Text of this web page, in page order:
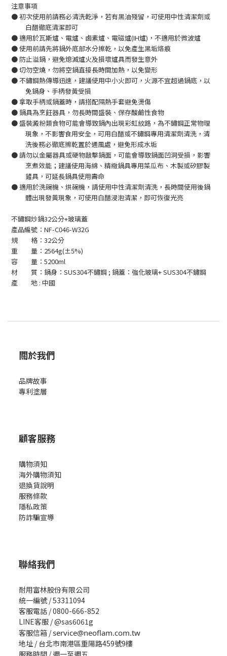
注意事項
●初次使用前請務必清洗乾淨，若有黑油殘留，可使用中性清潔劑或
白醋徹底清潔即可
●適用於瓦斯爐、電爐、鹵素爐、電磁爐(IH爐) ，不適用於微波爐
●使用前請先將鍋外底部水分擦乾，以免產生黑垢烙痕
● 防止溢鍋，避免熄滅爐火及損壞爐具而發生意外
●切勿空燒，勿將空鍋直接長時間加熱，以免變形
●不鏽鋼熱傳導迅速，建議使用中小火即可，火源不宜超過鍋底，以
免鍋身、手柄發黃受損
●拿取手柄或鍋蓋時，請搭配隔熱手套避免燙傷
●鍋具為烹飪器具，勿長時間盛裝、保存酸鹼性食物
●盛裝澱粉類食物可能會導致鍋內出現彩虹紋路，為不鏽鋼正常物理
現象，不影響食用安全，可用白醋或不鏽鋼專用清潔劑清洗，清
洗後務必徹底擦乾置於通風處，避免形成水垢
●請勿以金屬器具或硬物敲擊鍋面，可能會導致鍋面凹洞受損，影響
烹煮效能；建議使用海綿、精緻鍋具專用菜瓜布、木製或矽膠製
鏟具，可延長鍋具使用壽命
●適用於洗碗機、烘碗機，請使用中性清潔劑清洗，長時間使用後鍋
體出現發黃現象，可使用白醋浸泡清潔，即可恢復光亮
不鏽鋼炒鍋32公分+玻璃蓋
產品編號：NF-C046-W32G
規 格：32公分
重 量：2564g(±5%)
容 量：5200ml
材 質：鍋身：SUS304不鏽鋼 ; 鍋蓋：強化玻璃+ SUS304不鏽鋼
產
地 : 中國
關於我們
品牌故事
專利塗層
顧客服務
購物須知
海外購物須知
退換貨說明
服務條款
隱私政策
防詐騙宣導
聯絡我們
耐用富林股份有限公司
統一編號 / 53311094
客服電話 / 0800-666-852
LINE客服 / @sas6061g
客服信箱 /service@neoflam.com.tw
地址 / 台北市南港區重陽路459號9樓
服務時間 / 週一至週五